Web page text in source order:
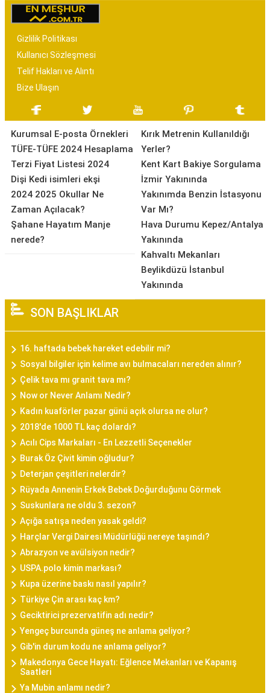
Gizlilik Politikası
Kullanıcı Sözleşmesi
Telif Hakları ve Alıntı
Bize Ulaşın
Kurumsal E-posta Örnekleri
TÜFE-TÜFE 2024 Hesaplama
Terzi Fiyat Listesi 2024
Dişi Kedi isimleri ekşi
2024 2025 Okullar Ne
Zaman Açılacak?
Şahane Hayatım Manje
nerede?
Kırık Metrenin Kullanıldığı
Yerler?
Kent Kart Bakiye Sorgulama
İzmir Yakınında
Yakınımda Benzin İstasyonu
Var Mı?
Hava Durumu Kepez/Antalya
Yakınında
Kahvaltı Mekanları
Beylikdüzü İstanbul
Yakınında
SON BAŞLIKLAR
16. haftada bebek hareket edebilir mi?
Sosyal bilgiler için kelime avı bulmacaları nereden alınır?
Çelik tava mı granit tava mı?
Now or Never Anlamı Nedir?
Kadın kuaförler pazar günü açık olursa ne olur?
2018'de 1000 TL kaç dolardı?
Acılı Cips Markaları - En Lezzetli Seçenekler
Burak Öz Çivit kimin oğludur?
Deterjan çeşitleri nelerdir?
Rüyada Annenin Erkek Bebek Doğurduğunu Görmek
Suskunlara ne oldu 3. sezon?
Açığa satışa neden yasak geldi?
Harçlar Vergi Dairesi Müdürlüğü nereye taşındı?
Abrazyon ve avülsiyon nedir?
USPA.polo kimin markası?
Kupa üzerine baskı nasıl yapılır?
Türkiye Çin arası kaç km?
Geciktirici prezervatifin adı nedir?
Yengeç burcunda güneş ne anlama geliyor?
Gib'in durum kodu ne anlama geliyor?
Makedonya Gece Hayatı: Eğlence Mekanları ve Kapanış
Saatleri
Ya Mubin anlamı nedir?